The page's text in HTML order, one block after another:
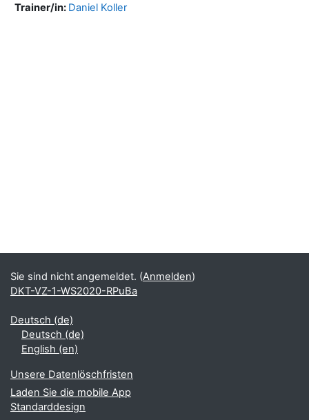
Trainer/in: Daniel Koller
Sie sind nicht angemeldet. (Anmelden)
DKT-VZ-1-WS2020-RPuBa
Deutsch ‎(de)‎
Deutsch ‎(de)‎
English ‎(en)‎
Unsere Datenlöschfristen
Laden Sie die mobile App
Standarddesign